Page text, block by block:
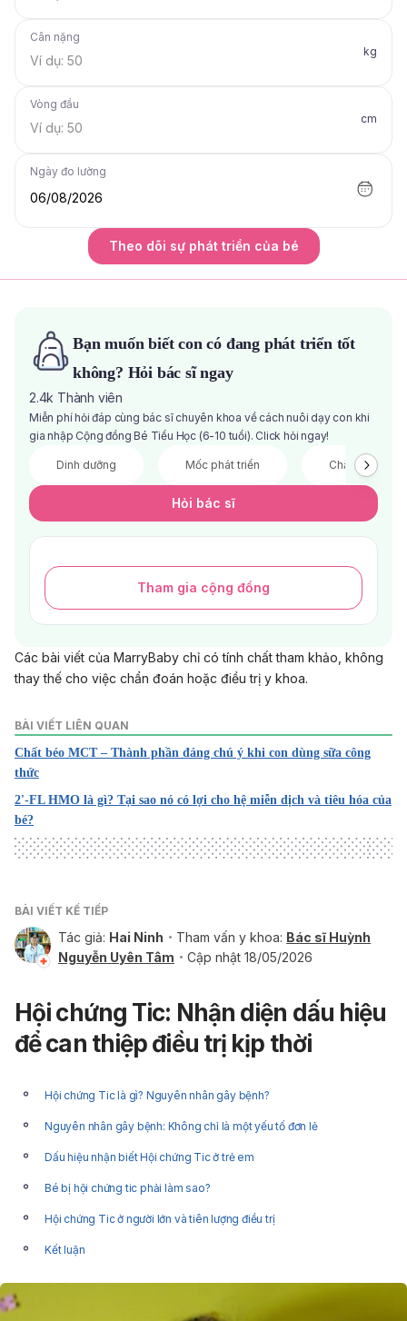
Cân nặng
kg
Vòng đầu
cm
Ngày đo lường
06/08/2026
Theo dõi sự phát triển của bé
Bạn muốn biết con có đang phát triển tốt
không? Hỏi bác sĩ ngay
2.4k Thành viên
Miễn phí hỏi đáp cùng bác sĩ chuyên khoa về cách nuôi dạy con khi
gia nhập Cộng đồng Bé Tiểu Học (6-10 tuổi). Click hỏi ngay!
Dinh dưỡng Mốc phát triển Chăm sóc
Hỏi bác sĩ
Tham gia cộng đồng
Các bài viết của MarryBaby chỉ có tính chất tham khảo, không
thay thế cho việc chẩn đoán hoặc điều trị y khoa.
BÀI VIẾT LIÊN QUAN
Chất béo MCT – Thành phần đáng chú ý khi con dùng sữa công
thức
2'-FL HMO là gì? Tại sao nó có lợi cho hệ miễn dịch và tiêu hóa của
bé?
BÀI VIẾT KẾ TIẾP
Tác giả: Hai Ninh Tham vấn y khoa: Bác sĩ Huỳnh
Nguyễn Uyên Tâm
Cập nhật 18/05/2026
Hội chứng Tic: Nhận diện dấu hiệu
để can thiệp điều trị kịp thời
Hội chứng Tic là gì? Nguyên nhân gây bệnh?
Nguyên nhân gây bệnh: Không chỉ là một yếu tố đơn lẻ
Dấu hiệu nhận biết Hội chứng Tic ở trẻ em
Bé bị hội chứng tic phải làm sao?
Hội chứng Tic ở người lớn và tiên lượng điều trị
Kết luận